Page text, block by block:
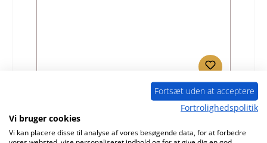
Fireplace Monte Carlo sidesten venstre
Fortsæt uden at acceptere
Fortrolighedspolitik
Vi bruger cookies
Vi kan placere disse til analyse af vores besøgende data, for at forbedre